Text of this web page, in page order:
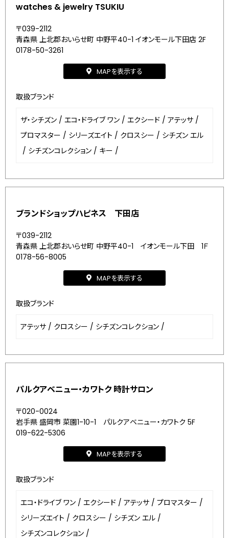
watches & jewelry TSUKIU
〒039-2112
青森県 上北郡おいらせ町 中野平40-1 イオンモール下田店 2F
0178-50-3261
MAPを表示する
取扱ブランド
ザ・シチズン / エコ・ドライブ ワン / エクシード / アテッサ /
プロマスター / シリーズエイト / クロスシー / シチズン エル
/ シチズンコレクション / キー /
ブランドショップハピネス 下田店
〒039-2112
青森県 上北郡おいらせ町 中野平40-1 イオンモール下田 1Ｆ
0178-56-8005
MAPを表示する
取扱ブランド
アテッサ / クロスシー / シチズンコレクション /
パルクアベニュー・カワトク 時計サロン
〒020-0024
岩手県 盛岡市 菜園1-10-1 パルクアベニュー・カワトク 5F
019-622-5306
MAPを表示する
取扱ブランド
エコ・ドライブ ワン / エクシード / アテッサ / プロマスター /
シリーズエイト / クロスシー / シチズン エル /
シチズンコレクション /